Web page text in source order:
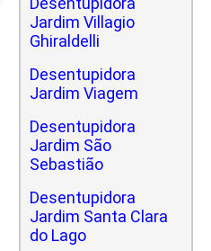
Jardim Villagio
Ghiraldelli
Desentupidora
Jardim Viagem
Desentupidora
Jardim São
Sebastião
Desentupidora
Jardim Santa Clara
do Lago